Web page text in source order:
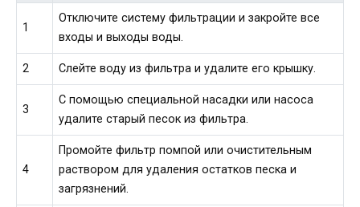
1
Отключите систему фильтрации и закройте все
входы и выходы воды.
2 Слейте воду из фильтра и удалите его крышку.
3
С помощью специальной насадки или насоса
удалите старый песок из фильтра.
4
Промойте фильтр помпой или очистительным
раствором для удаления остатков песка и
загрязнений.